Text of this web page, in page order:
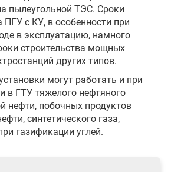
пылеугольной ТЭС. Сроки
ПГУ с КУ, в особенности при
в эксплуатацию, намного
строительства мощных
других типов.
могут работать и при
в ГТУ тяжелого нефтяного
нефти, побочных продуктов
синтетического газа,
газификации углей.